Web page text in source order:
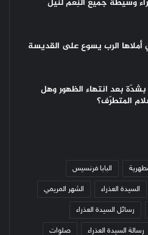
وسيطة جميع النِعم لنيل
الرب يسوع على القديسة
بشدّة بعد انتهاء الظهور وهل
المتطرّف؟
البابا فرنسيس
السيدة العذراء الشهر المريمي
رسائل السيدة العذراء
رسالة السيدة العذراء صلوات